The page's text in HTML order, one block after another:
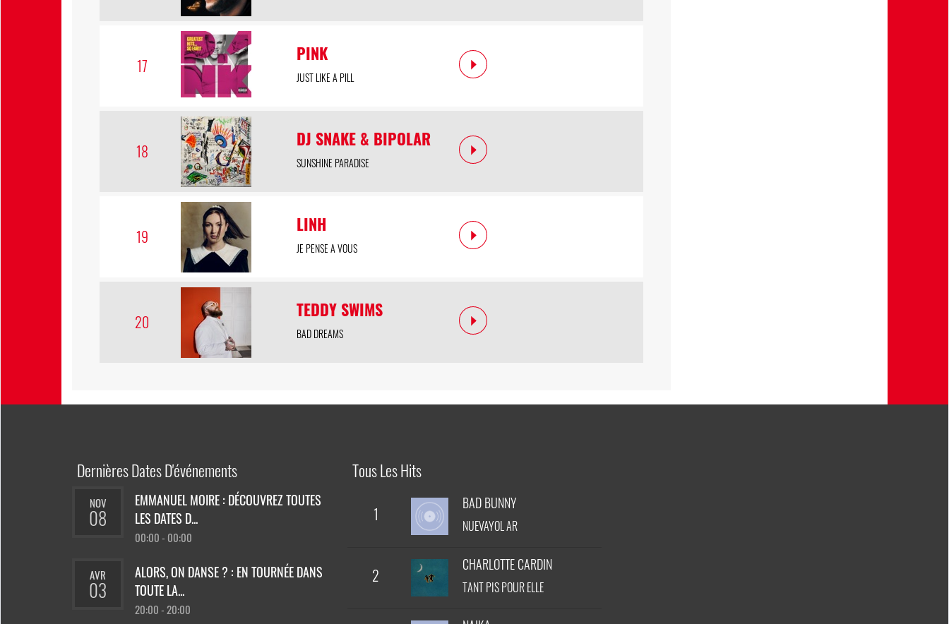
17
PINK
JUST LIKE A PILL
18
DJ SNAKE & BIPOLAR
SUNSHINE PARADISE
19
LINH
JE PENSE A VOUS
20
TEDDY SWIMS
BAD DREAMS
Dernières Dates D'événements
NOV
08
EMMANUEL MOIRE : DÉCOUVREZ TOUTES
LES DATES D...
00:00 - 00:00
AVR
03
ALORS, ON DANSE ? : EN TOURNÉE DANS
TOUTE LA...
20:00 - 20:00
Tous Les Hits
1
BAD BUNNY
NUEVAYOL AR
2
CHARLOTTE CARDIN
TANT PIS POUR ELLE